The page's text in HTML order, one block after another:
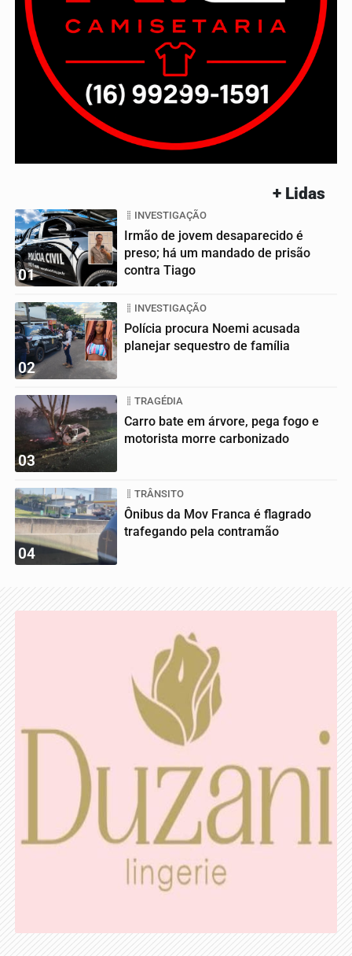
+ Lidas
01
INVESTIGAÇÃO
Irmão de jovem desaparecido é
preso; há um mandado de prisão
contra Tiago
02
INVESTIGAÇÃO
Polícia procura Noemi acusada
planejar sequestro de família
03
TRAGÉDIA
Carro bate em árvore, pega fogo e
motorista morre carbonizado
04
TRÂNSITO
Ônibus da Mov Franca é flagrado
trafegando pela contramão